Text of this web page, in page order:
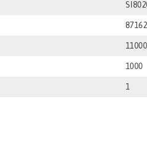
1000
1